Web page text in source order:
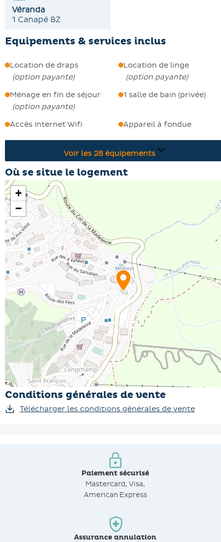
pratique aux commodités et des espaces de vie
confortables.
Véranda
1 Canapé BZ
Equipements & services inclus
Location de draps
(option payante)
Location de linge
(option payante)
Ménage en fin de séjour
(option payante)
1 salle de bain (privée)
Accès Internet Wifi Appareil à fondue
Voir les 28 équipements
Où se situe le logement
+
−
Conditions générales de vente
Télécharger les conditions générales de vente
Paiement sécurisé
Mastercard, Visa,
American Express
Assurance annulation